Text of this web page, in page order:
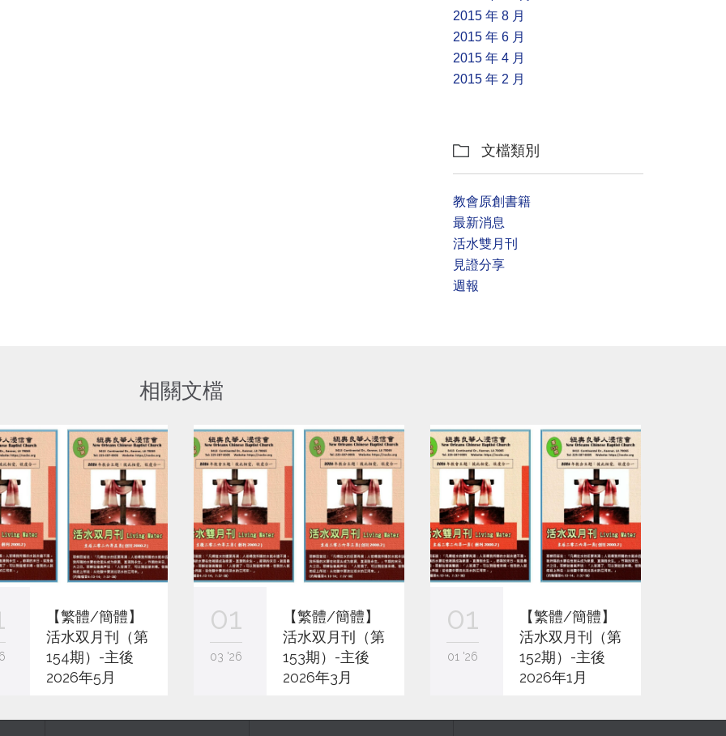
2015 年 8 月
2015 年 6 月
2015 年 4 月
2015 年 2 月
 文檔類別
教會原創書籍
最新消息
活水雙月刊
見證分享
週報
相關文檔
【繁體/簡體】
活水双月刊（第
154期）-主後
2026年5月
01
03 '26
【繁體/簡體】
活水双月刊（第
153期）-主後
2026年3月
01
01 '26
【繁體/簡體】
活水双月刊（第
152期）-主後
2026年1月